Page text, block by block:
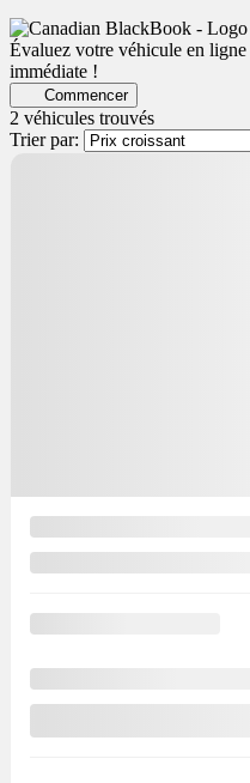
Évaluez votre véhicule en ligne
immédiate !
Commencer
2 véhicules trouvés
Trier par: